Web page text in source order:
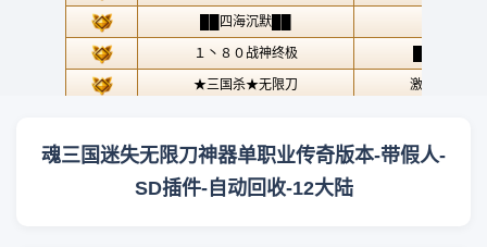
魂三国迷失无限刀神器单职业传奇版本-带假人-
SD插件-自动回收-12大陆